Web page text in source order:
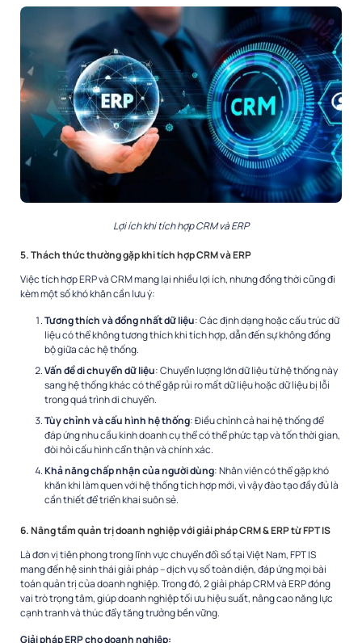
Lợi ích khi tích hợp CRM và ERP
5. Thách thức thường gặp khi tích hợp CRM và ERP
Việc tích hợp ERP và CRM mang lại nhiều lợi ích, nhưng đồng thời cũng đi
kèm một số khó khăn cần lưu ý:
Tương thích và đồng nhất dữ liệu: Các định dạng hoặc cấu trúc dữ
liệu có thể không tương thích khi tích hợp, dẫn đến sự không đồng
bộ giữa các hệ thống.
Vấn đề di chuyển dữ liệu: Chuyển lượng lớn dữ liệu từ hệ thống này
sang hệ thống khác có thể gặp rủi ro mất dữ liệu hoặc dữ liệu bị lỗi
trong quá trình di chuyển.
Tùy chỉnh và cấu hình hệ thống: Điều chỉnh cả hai hệ thống để
đáp ứng nhu cầu kinh doanh cụ thể có thể phức tạp và tốn thời gian,
đòi hỏi cấu hình cẩn thận và chính xác.
Khả năng chấp nhận của người dùng: Nhân viên có thể gặp khó
khăn khi làm quen với hệ thống tích hợp mới, vì vậy đào tạo đầy đủ là
cần thiết để triển khai suôn sẻ.
6. Nâng tầm quản trị doanh nghiệp với giải pháp CRM & ERP từ FPT IS
Là đơn vị tiên phong trong lĩnh vực chuyển đổi số tại Việt Nam, FPT IS
mang đến hệ sinh thái giải pháp – dịch vụ số toàn diện, đáp ứng mọi bài
toán quản trị của doanh nghiệp. Trong đó, 2 giải pháp CRM và ERP đóng
vai trò trọng tâm, giúp doanh nghiệp tối ưu hiệu suất, nâng cao năng lực
cạnh tranh và thúc đẩy tăng trưởng bền vững.
Giải pháp ERP cho doanh nghiệp: